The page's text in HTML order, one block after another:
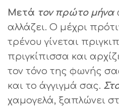
Μετά τον πρώτο μήνα
αλλάζει. Ο μέχρι
τρένου γίνεται
πριγκίπισσα και
τον τόνο της φωνής
και το άγγιγμά σας.
χαμογελά, ξαπλώνει